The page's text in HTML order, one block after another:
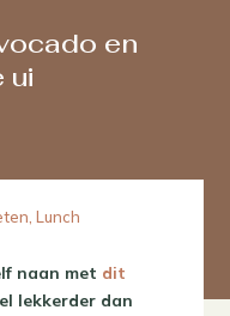
en
ui
Lunch
naan met dit
lekkerder dan